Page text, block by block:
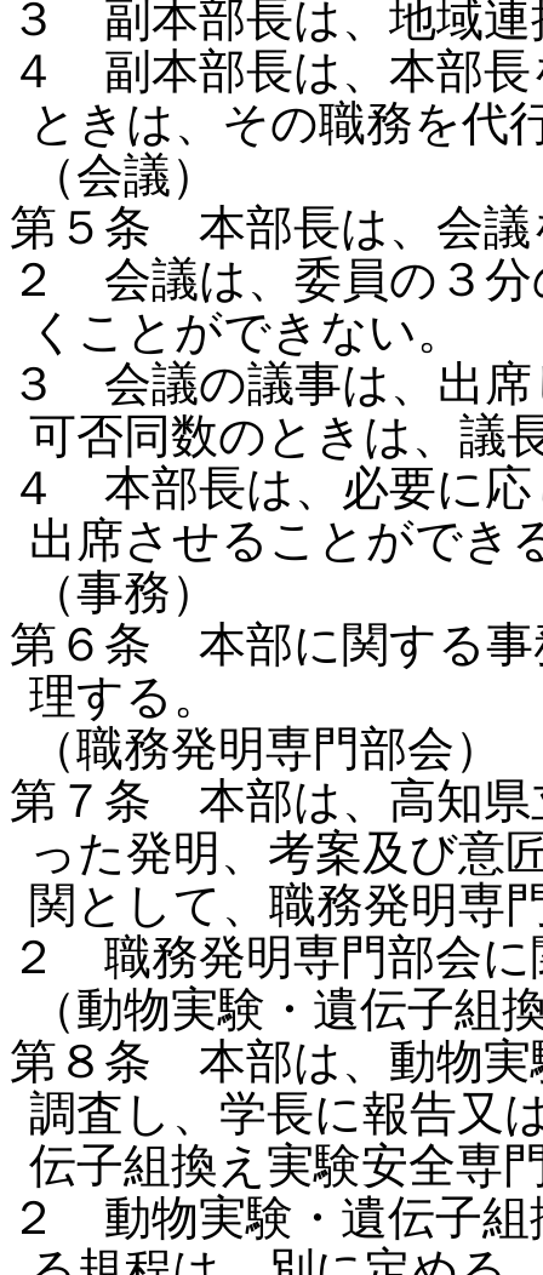
３ 副本部長は、地域連
４ 副本部長は、本部長
ときは、その職務を代
（会議）
第５条 本部長は、会議
２ 会議は、委員の３
くことができない。
３ 会議の議事は、出席
可否同数のときは、議
４ 本部長は、必要に応
出席させることができ
（事務）
第６条 本部に関する事
理する。
（職務発明専門部会）
第７条 本部は、高知県
った発明、考案及び意
関として、職務発明専
２ 職務発明専門部会に
（動物実験・遺伝子組
第８条 本部は、動物実
調査し、学長に報告又
伝子組換え実験安全専
２ 動物実験・遺伝子組